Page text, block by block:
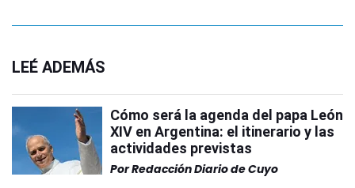
LEÉ ADEMÁS
Cómo será la agenda del papa León
XIV en Argentina: el itinerario y las
actividades previstas
PorRedacción Diario de Cuyo